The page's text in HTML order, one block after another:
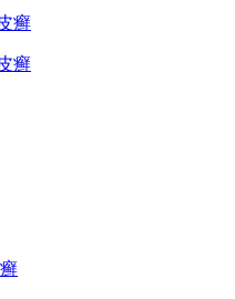
癣
癣